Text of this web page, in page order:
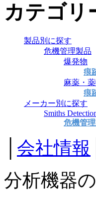
カテゴリ
製品別に探す
危機管理製品
爆発物
痕
麻薬・
痕
メーカー別に探す
Smiths
危機管
会社情報
分析機器